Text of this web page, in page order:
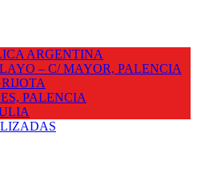
ARGENTINA
– C/ MAYOR, PALENCIA
PALENCIA